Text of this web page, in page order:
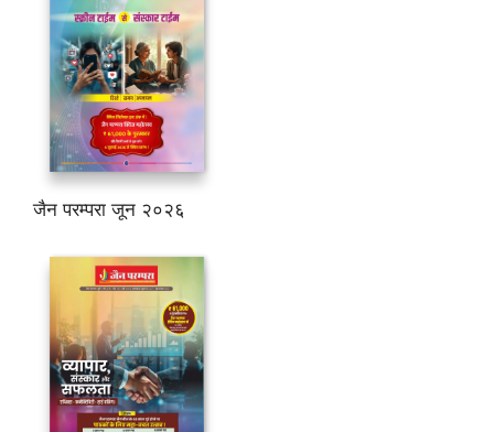
जैन परम्परा जून २०२६